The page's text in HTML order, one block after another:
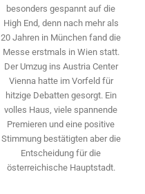
besonders gespannt auf die
High End, denn nach mehr als
20 Jahren in München fand die
Messe erstmals in Wien statt.
Der Umzug ins Austria Center
Vienna hatte im Vorfeld für
hitzige Debatten gesorgt. Ein
volles Haus, viele spannende
Premieren und eine positive
Stimmung bestätigten aber die
Entscheidung für die
österreichische Hauptstadt.